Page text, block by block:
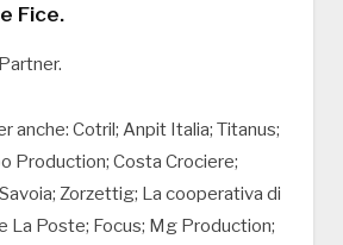
Fice.
anche: Cotril; Anpit Italia; Titanus;
Production; Costa Crociere;
Zorzettig; La cooperativa di
La Poste; Focus; Mg Production;